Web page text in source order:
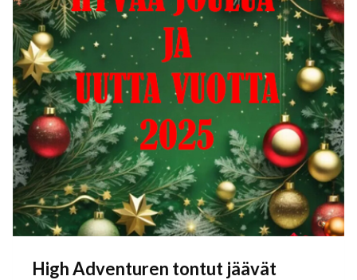
DAY
´S
TAPAHTUMA
KEVÄÄLLÄ
2025!
High Adventuren tontut jäävät